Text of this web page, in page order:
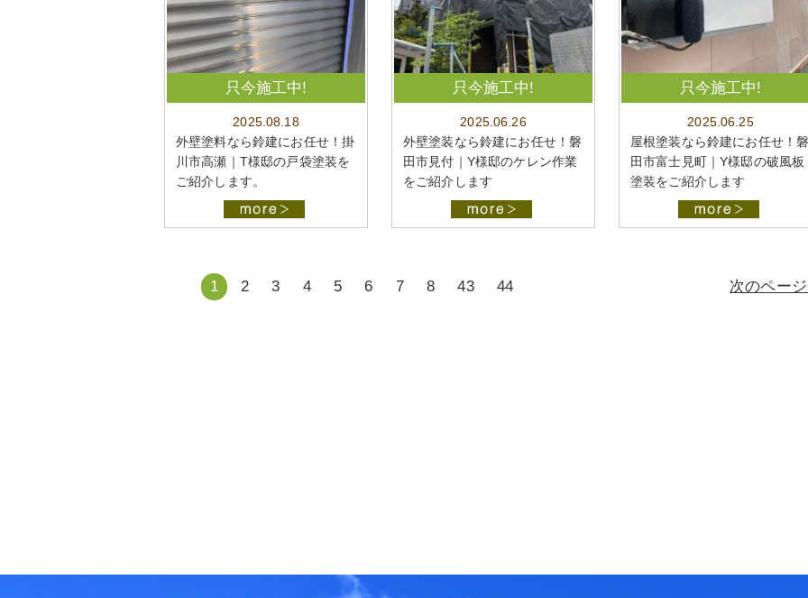
只今施工中!
2025.08.18
外壁塗料なら鈴建にお任せ！掛
川市高瀬｜T様邸の戸袋塗装を
ご紹介します。
只今施工中!
2025.06.26
外壁塗装なら鈴建にお任せ！磐
田市見付｜Y様邸のケレン作業
をご紹介します
只今施工中!
2025.06.25
屋根塗装なら鈴建にお任せ！
田市富士見町｜Y様邸の破風板
塗装をご紹介します
1 2 3 4 5 6 7 8 43 44 次のペー